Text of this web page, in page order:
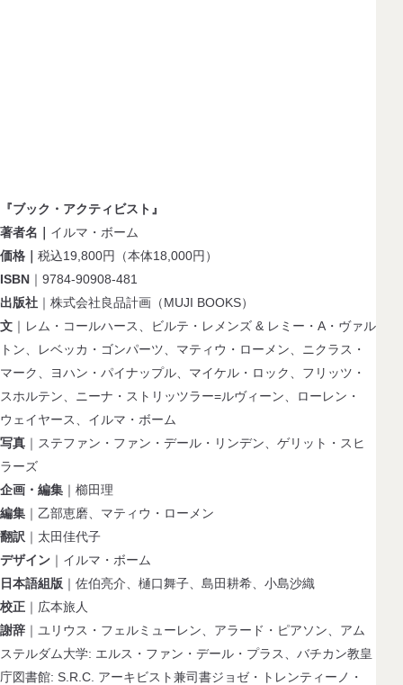
『ブック・アクティビスト』
著者名｜ イルマ・ボーム
価格｜ 税込19,800円（本体18,000円）
ISBN ｜9784-90908-481
出版社 ｜株式会社良品計画（MUJI BOOKS）
文 ｜レム・コールハース、ビルテ・レメンズ & レミー・A・ヴァル
トン、レベッカ・ゴンパーツ、マティウ・ローメン、ニクラス・
マーク、ヨハン・パイナップル、マイケル・ロック、フリッツ・
スホルテン、ニーナ・ストリッツラー=ルヴィーン、ローレン・
ウェイヤース、イルマ・ボーム
写真 ｜ステファン・ファン・デール・リンデン、ゲリット・スヒ
ラーズ
企画・編集 ｜櫛田理
編集 ｜乙部恵磨、マティウ・ローメン
翻訳 ｜太田佳代子
デザイン ｜イルマ・ボーム
日本語組版 ｜佐伯亮介、樋口舞子、島田耕希、小島沙織
校正 ｜広本旅人
謝辞 ｜ユリウス・フェルミューレン、アラード・ピアソン、アム
ステルダム大学: エルス・ファン・デール・プラス、バチカン教皇
庁図書館: S.R.C. アーキビスト兼司書ジョゼ・トレンティーノ・